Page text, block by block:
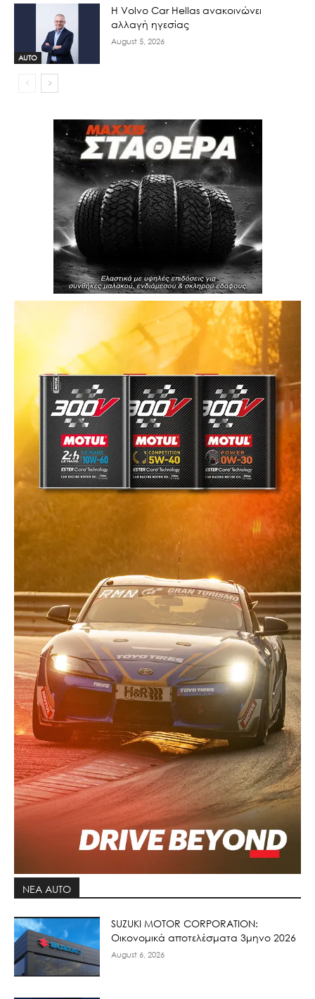
AUTO
H Volvo Car Hellas ανακοινώνει
αλλαγή ηγεσίας
August 5, 2026
ΝΕΑ AUTO
SUZUKI MOTOR CORPORATION:
Οικονομικά αποτελέσματα 3μηνο 2026
August 6, 2026